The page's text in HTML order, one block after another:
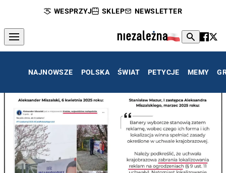
WESPRZYJ SKLEP NEWSLETTER
NAJNOWSZE POLSKA ŚWIAT PETYCJE MEMY